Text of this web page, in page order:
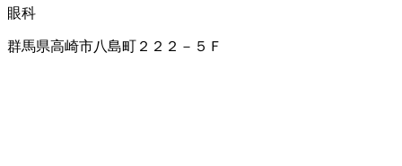
眼科
群馬県高崎市八島町２２２－５Ｆ